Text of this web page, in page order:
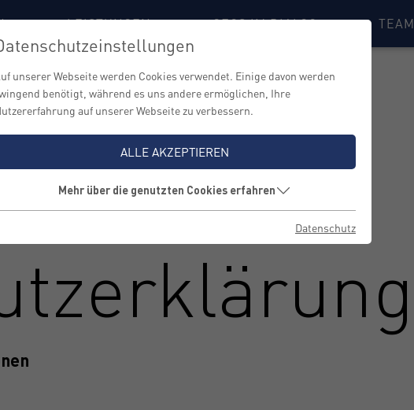
LEISTUNGEN CEOS IM DIALOG TEAM
unserer Webseite werden Cookies verwendet. Einige davon werden
benötigt, während es uns andere ermöglichen, Ihre
auf unserer Webseite zu verbessern.
ALLE AKZEPTIEREN
Mehr über die genutzten Cookies erfahren
Datenschutz